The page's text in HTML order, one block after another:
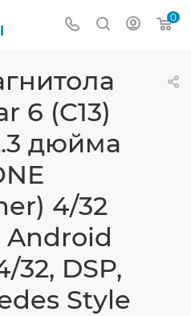
0
6 (C13)
дюйма
4/32
Android
32, DSP,
Style